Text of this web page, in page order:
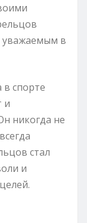
уважаемым в
спорте
и
никогда не
стал
и